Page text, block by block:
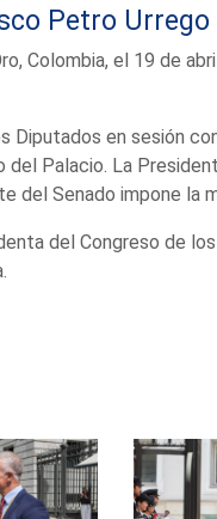
Petro Urrego
Colombia, el 19 de
Diputados en sesión
del Palacio. La
del Senado impone la
del Congreso de